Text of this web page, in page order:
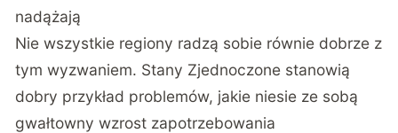
nadążają
Nie wszystkie regiony radzą sobie równie dobrze z
tym wyzwaniem. Stany Zjednoczone stanowią
dobry przykład problemów, jakie niesie ze sobą
gwałtowny wzrost zapotrzebowania